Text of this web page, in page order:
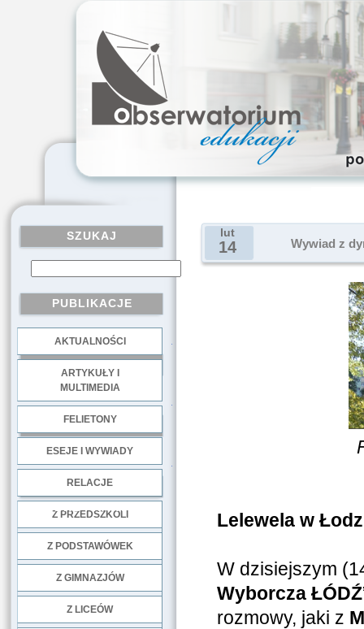
SZUKAJ
PUBLIKACJE
AKTUALNOŚCI
ARTYKUŁY I
MULTIMEDIA
FELIETONY
ESEJE I WYWIADY
RELACJE
Z PRZEDSZKOLI
Z PODSTAWÓWEK
Z GIMNAZJÓW
Z LICEÓW
lut
14 Wywiad z
Lelewela w
W dzisiejszym
Wyborcza ŁÓDŹ
rozmowy, jaki z